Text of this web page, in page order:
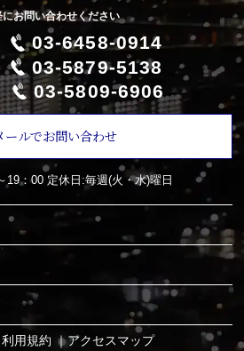
にお問い合わせください
03-6458-0914
03-5879-5138
03-5809-6906
ールでお問い合わせ
19：00 定休日:毎週(火・水)曜日
利用規約 ｜アクセスマップ